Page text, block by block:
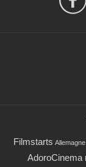
Filmstarts Allemagne
AdoroCinema